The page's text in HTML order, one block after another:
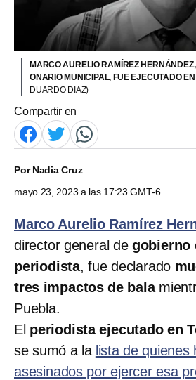
MARCO AURELIO RAMÍREZ
ONARIO MUNICIPAL, FUE EJECUTADO
DUARDO DIAZ)
Compartir en
PorNadia Cruz
mayo 23, 2023 a las 17:23 GMT-6
Marco Aurelio Ramírez
director general degobierno
periodista, fue declarado
tres impactos de bala
Puebla.
El periodista ejecutado en
se sumó a la lista de quienes
asesinados por ejercer esa